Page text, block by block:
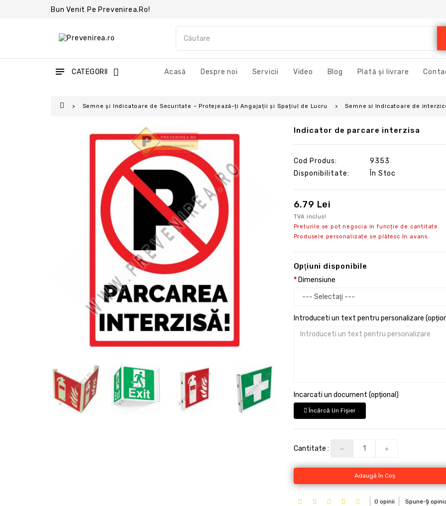
Bun Venit Pe Prevenirea.ro!
CATEGORII Acasă Despre noi Servicii Video Blog Plată și livrare
Semne și Indicatoare de Securitate – Protejează-ți Angajații și Spațiul de Lucru Semne si Indicatoare de
Indicator de parcare interzisa
Cod Produs:
9353
Disponibilitate:
În Stoc
6.79 Lei
TVA inclus!
Preturile se pot negocia in funcție de cantitate.
Produsele personalizate se plătesc în avans.
Opţiuni disponibile
Dimensiune
Introduceti un text pentru personalizare
Incarcati un document (opțional)
Încărcă Un Fişier
Cantitate :
Adaugă În Coş
0 opinii Spune-ţi